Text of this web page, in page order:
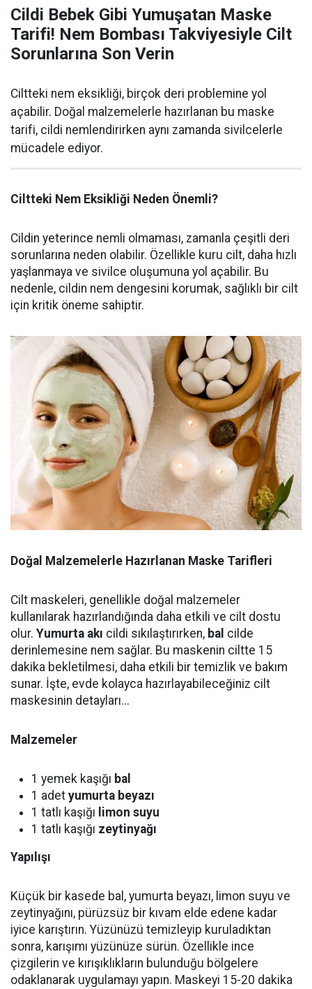
Cildi Bebek Gibi Yumuşatan Maske
Tarifi! Nem Bombası Takviyesiyle Cilt
Sorunlarına Son Verin
Ciltteki nem eksikliği, birçok deri problemine yol
açabilir. Doğal malzemelerle hazırlanan bu maske
tarifi, cildi nemlendirirken aynı zamanda sivilcelerle
mücadele ediyor.
Ciltteki Nem Eksikliği Neden Önemli?
Cildin yeterince nemli olmaması, zamanla çeşitli deri
sorunlarına neden olabilir. Özellikle kuru cilt, daha hızlı
yaşlanmaya ve sivilce oluşumuna yol açabilir. Bu
nedenle, cildin nem dengesini korumak, sağlıklı bir cilt
için kritik öneme sahiptir.
Doğal Malzemelerle Hazırlanan Maske Tarifleri
Cilt maskeleri, genellikle doğal malzemeler
kullanılarak hazırlandığında daha etkili ve cilt dostu
olur. Yumurta akı cildi sıkılaştırırken, bal cilde
derinlemesine nem sağlar. Bu maskenin ciltte 15
dakika bekletilmesi, daha etkili bir temizlik ve bakım
sunar. İşte, evde kolayca hazırlayabileceğiniz cilt
maskesinin detayları...
Malzemeler
1 yemek kaşığı bal
1 adet yumurta beyazı
1 tatlı kaşığı limon suyu
1 tatlı kaşığı zeytinyağı
Yapılışı
Küçük bir kasede bal, yumurta beyazı, limon suyu ve
zeytinyağını, pürüzsüz bir kıvam elde edene kadar
iyice karıştırın. Yüzünüzü temizleyip kuruladıktan
sonra, karışımı yüzünüze sürün. Özellikle ince
çizgilerin ve kırışıklıkların bulunduğu bölgelere
odaklanarak uygulamayı yapın. Maskeyi 15-20 dakika